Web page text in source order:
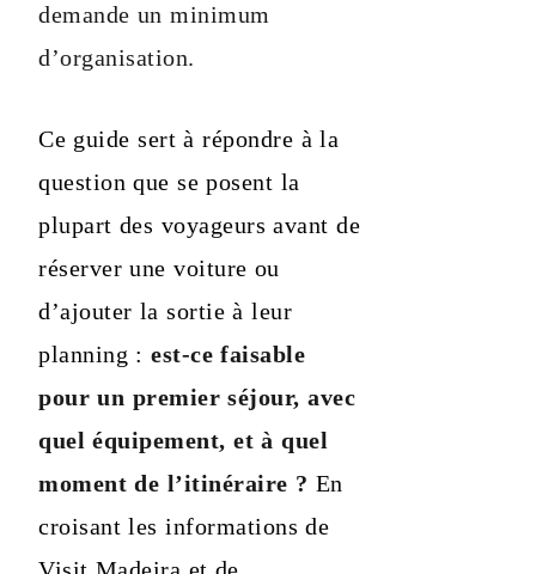
demande un minimum
d’organisation.
Ce guide sert à répondre à la
question que se posent la
plupart des voyageurs avant de
réserver une voiture ou
d’ajouter la sortie à leur
planning :est-ce faisable
pour un premier séjour, avec
quel équipement, et à quel
moment de l’itinéraire ? En
croisant les informations de